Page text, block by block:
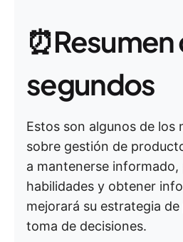
segundos
Estos son algunos de los
sobre gestión de
a mantenerse
habilidades y obtener
mejorará su estrategia
toma de decisiones.